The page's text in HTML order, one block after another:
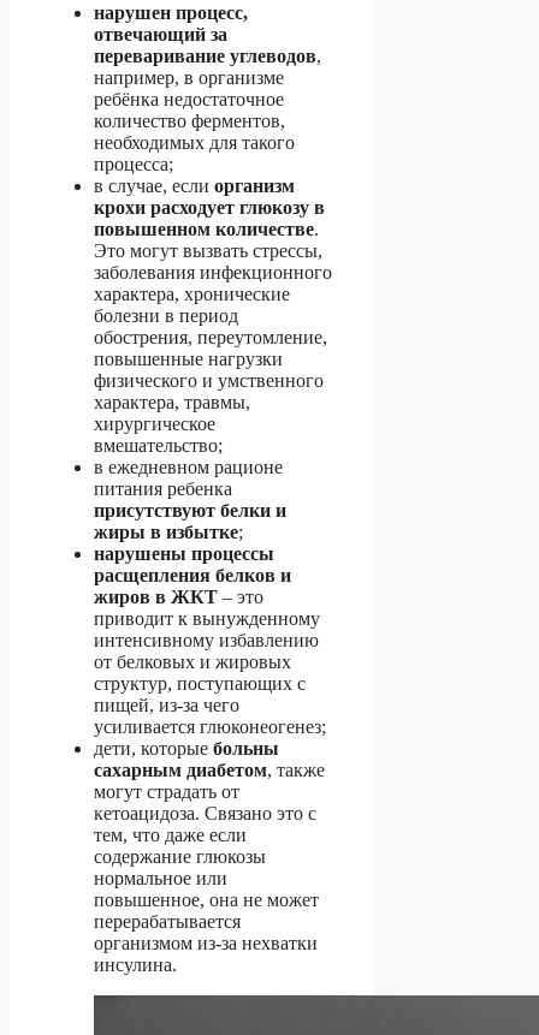
нарушен процесс,
отвечающий за
переваривание углеводов,
например, в организме
ребёнка недостаточное
количество ферментов,
необходимых для такого
процесса;
в случае, если организм
крохи расходует глюкозу в
повышенном количестве.
Это могут вызвать стрессы,
заболевания инфекционного
характера, хронические
болезни в период
обострения, переутомление,
повышенные нагрузки
физического и умственного
характера, травмы,
хирургическое
вмешательство;
в ежедневном рационе
питания ребенка
присутствуют белки и
жиры в избытке;
нарушены процессы
расщепления белков и
жиров в ЖКТ – это
приводит к вынужденному
интенсивному избавлению
от белковых и жировых
структур, поступающих с
пищей, из-за чего
усиливается глюконеогенез;
дети, которые больны
сахарным диабетом, также
могут страдать от
кетоацидоза. Связано это с
тем, что даже если
содержание глюкозы
нормальное или
повышенное, она не может
перерабатывается
организмом из-за нехватки
инсулина.